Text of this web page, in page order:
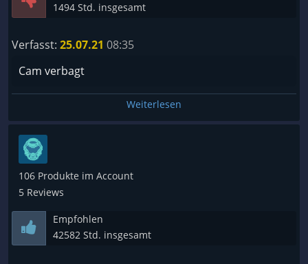
1494 Std. insgesamt
Verfasst: 25.07.21 08:35
Cam verbagt
Weiterlesen
106 Produkte im Account
5 Reviews
Empfohlen
42582 Std. insgesamt